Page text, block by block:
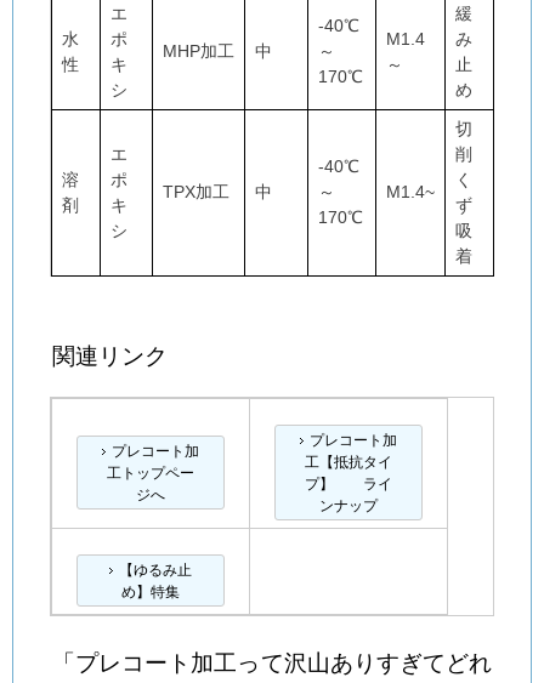
水
性
エ
ポ
キ
シ
MHP加工 中
-40℃
～
170℃
M1.4
～
緩
み
止
め
溶
剤
エ
ポ
キ
シ
TPX加工 中
-40℃
～
170℃
M1.4~
切
削
く
ず
吸
着
関連リンク
プレコート加
工トップペー
ジへ
プレコート加
工【抵抗タイ
プ】 ライ
ンナップ
【ゆるみ止
め】特集
「プレコート加工って沢山ありすぎてどれ